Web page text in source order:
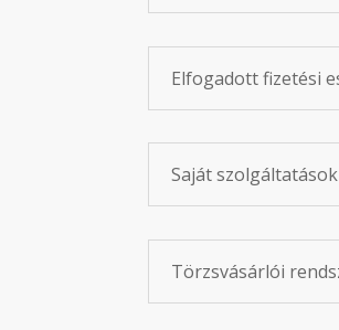
Elfogadott fizetési
Saját szolgáltatások
Törzsvásárlói